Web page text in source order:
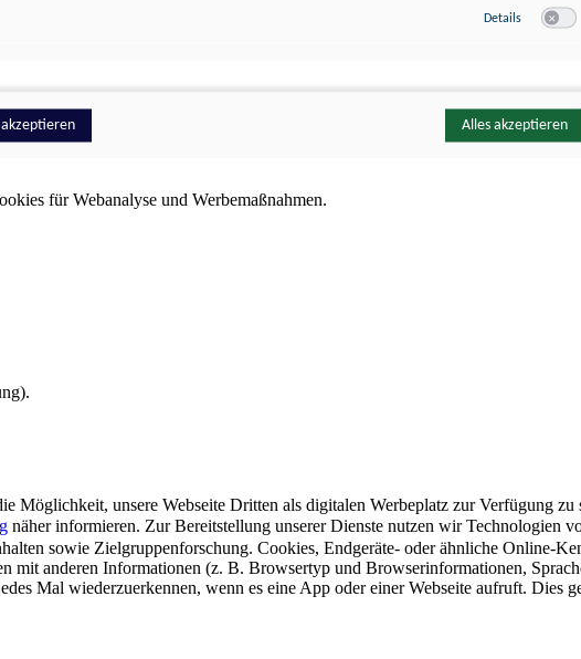
für Webanalyse und Werbemaßnahmen.
unsere Webseite Dritten als digitalen Werbeplatz zur Verfügung
näher informieren. Zur Bereitstellung unserer Dienste nutzen wir Technologien
sowie Zielgruppenforschung. Cookies, Endgeräte- oder ähnliche Online-
mit anderen Informationen (z. B. Browsertyp und Browserinformationen,
Mal wiederzuerkennen, wenn es eine App oder einer Webseite aufruft. Dies
Details zu YouTube
Alles akzeptieren